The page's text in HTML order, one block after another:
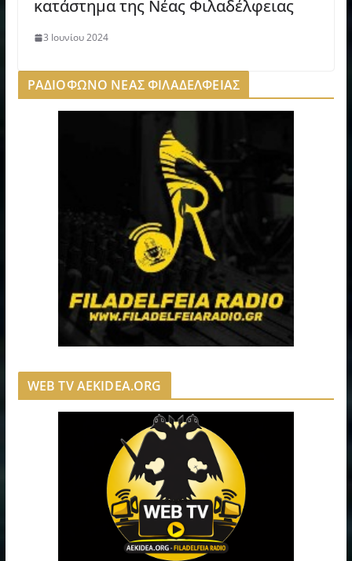
κατάστημα της Νέας Φιλαδέλφειας
3 Ιουνίου 2024
ΡΑΔΙΟΦΩΝΟ ΝΕΑΣ ΦΙΛΑΔΕΛΦΕΙΑΣ
WEB TV AEKIDEA.ORG